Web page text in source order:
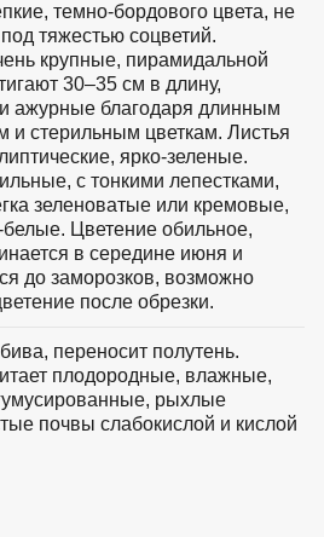
темно-бордового цвета, не
тяжестью соцветий.
крупные, пирамидальной
30–35 см в длину,
ажурные благодаря длинным
и стерильным цветкам. Листья
ярко-зеленые.
с тонкими лепестками,
зеленоватые или кремовые,
белые. Цветение обильное,
в середине июня и
до заморозков, возможно
после обрезки.
переносит полутень.
плодородные, влажные,
рыхлые
почвы слабокислой и кислой